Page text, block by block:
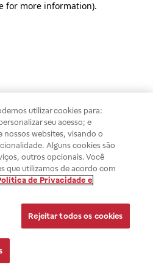
for more information).
utilizar cookies para:
seu acesso; e
nossos websites, visando o
Alguns cookies são
outros opcionais. Você
que utilizamos de acordo com
de Privacidade e
Rejeitar todos os cookies